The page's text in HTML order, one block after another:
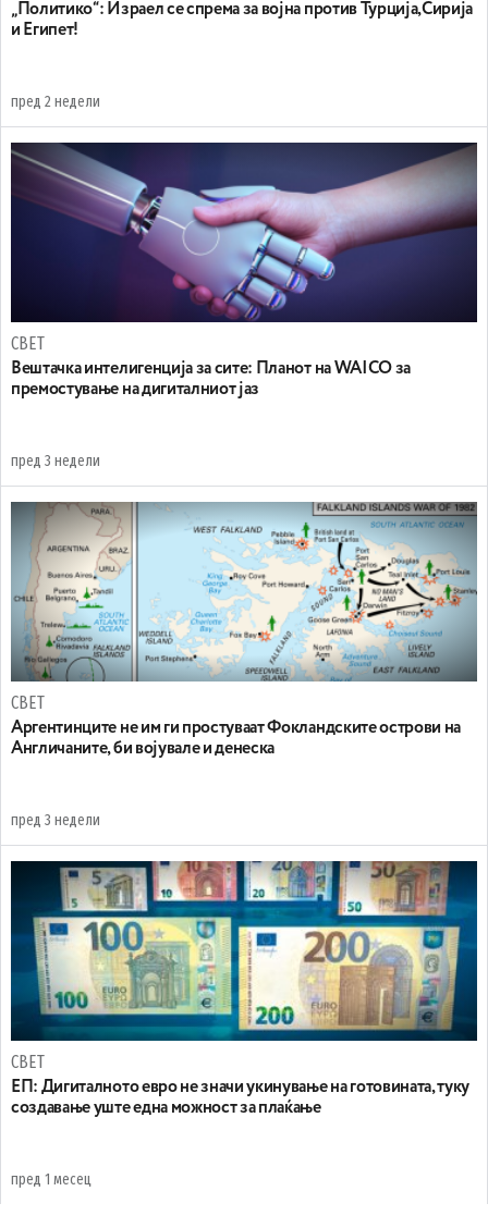
„Политико“: Израел се спрема за војна против Турција,Сирија
и Египет!
пред 2 недели
СВЕТ
Вештачка интелигенција за сите: Планот на WAICO за
премостување на дигиталниот јаз
пред 3 недели
СВЕТ
Аргентинците не им ги простуваат Фокландските острови на
Англичаните, би војувале и денеска
пред 3 недели
СВЕТ
ЕП: Дигиталното евро не значи укинување на готовината, туку
создавање уште една можност за плаќање
пред 1 месец